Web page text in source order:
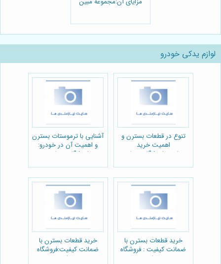
لوازم یدکی خودرو
تنوع در قطعات بسترن و
اهمیت خرید
مطمئن:فروشگاه نیوپارت
آشنایی با ترموستات بسترن
و اهمیت آن در خودرو:
فروشگاه نیوپارت
خرید قطعات بسترن با
ضمانت کیفیت : فروشگاه
نیوپارت
خرید قطعات بسترن با
ضمانت کیفیت:فروشگاه
نیوپارت